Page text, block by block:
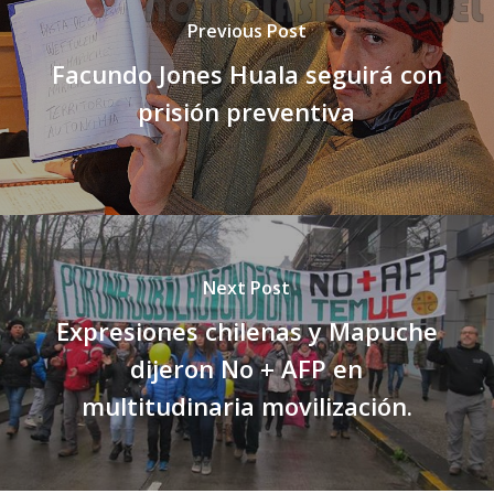
Previous Post
Facundo Jones Huala seguirá con
prisión preventiva
Next Post
Expresiones chilenas y Mapuche
dijeron No + AFP en
multitudinaria movilización.